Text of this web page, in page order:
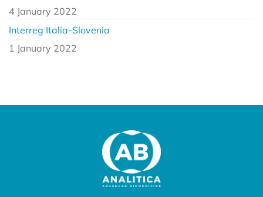
4 January 2022
Interreg Italia-Slovenia
1 January 2022